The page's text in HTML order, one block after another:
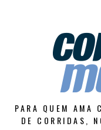
PARA QUEM AMA
DE CORRIDAS,